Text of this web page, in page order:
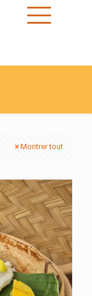
Montrer tout